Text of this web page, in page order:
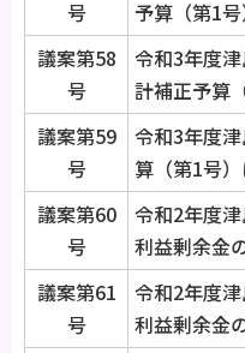
号
予算（第1
議案第58
号
令和3年度
計補正予算
議案第59
号
令和3年度
算（第1号
議案第60
号
令和2年度
利益剰余金
議案第61
号
令和2年度
利益剰余金